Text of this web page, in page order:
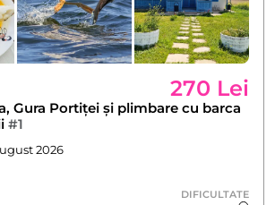
270 Lei
Gura Portiței și plimbare cu barca
#1
2026
DIFICULTATE